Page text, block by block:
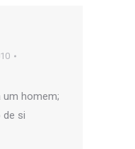
um homem;
de si